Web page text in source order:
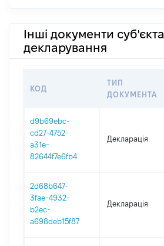
Інші документи суб'єкта
декларування
КОД
ТИП
ДОКУМЕНТА
d9b69ebc-
cd27-4752-
a31e-
82644f7e6fb4
Декларація
2d68b647-
3fae-4932-
b2ec-
a698deb15f87
Декларація